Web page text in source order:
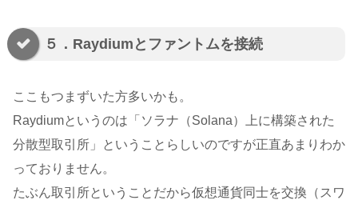
５．Raydiumとファントムを接続
ここもつまずいた方多いかも。
Raydiumというのは「ソラナ（Solana）上に構築された
分散型取引所」ということらしいのですが正直あまりわか
っておりません。
たぶん取引所ということだから仮想通貨同士を交換（スワ